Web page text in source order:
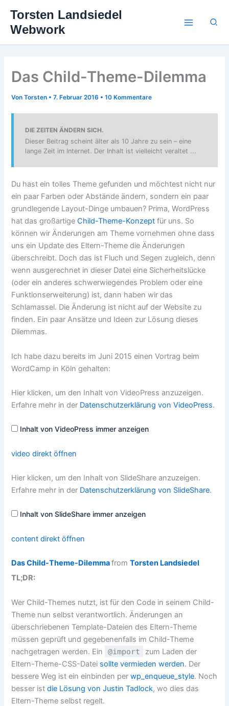
Inhalt
springen
Torsten Landsiedel
Webwork
Das Child-Theme-Dilemma
VonTorsten •7. Februar 2016 •10 Kommentare
DIE ZEITEN ÄNDERN SICH.
Dieser Beitrag scheint älter als 10 Jahre zu sein – eine
lange Zeit im Internet. Der Inhalt ist vielleicht veraltet ...
Du hast ein tolles Theme gefunden und möchtest nicht nur
ein paar Farben oder Abstände ändern, sondern ein paar
grundlegende Layout-Dinge umbauen? Prima, WordPress
hat das großartigeChild-Theme-Konzept für uns. So
können wir Änderungen am Theme vornehmen ohne dass
uns ein Update des Eltern-Theme die Änderungen
überschreibt. Doch das ist Fluch und Segen zugleich, denn
wenn ausgerechnet in dieser Datei eine Sicherheitslücke
(oder ein anderes schwerwiegendes Problem oder eine
Funktionserweiterung) ist, dann haben wir das
Schlamassel. Die Änderung ist nicht auf der Website zu
finden. Ein paar Ansätze und Ideen zur Lösung dieses
Dilemmas.
Ich habe dazu bereits im Juni 2015 einen Vortrag beim
WordCamp in Köln gehalten:
Inhalt
von
VideoPress
Hier klicken, um den Inhalt von VideoPress anzuzeigen.
Erfahre mehr in der Datenschutzerklärung von VideoPress.
Inhalt von VideoPress immer anzeigen
video direkt öffnen
Inhalt
von
SlideShare
Hier klicken, um den Inhalt von SlideShare anzuzeigen.
Erfahre mehr in der Datenschutzerklärung von SlideShare.
Inhalt von SlideShare immer anzeigen
content direkt öffnen
Das Child-Theme-DilemmafromTorsten Landsiedel
TL;DR:
Wer Child-Themes nutzt, ist für den Code in seinem Child-
Theme nun selbst verantwortlich. Änderungen an
überschriebenen Template-Dateien des Eltern-Theme
müssen geprüft und gegebenenfalls im Child-Theme
nachgetragen werden. Ein
@import
zum Laden der
Eltern-Theme-CSS-Datei sollte vermieden werden. Der
bessere Weg ist ein einbinden perwp_enqueue_style. Noch
besser istdie Lösung von Justin Tadlock, wo dies das
Eltern-Theme selbst regelt.